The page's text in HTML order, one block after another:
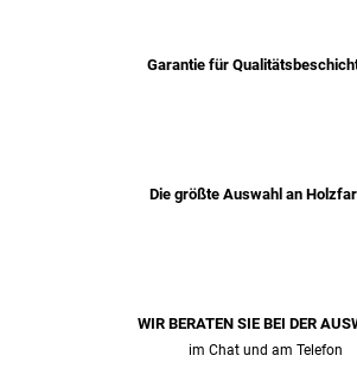
Garantie für
Die größte Auswahl an
WIR BERATEN SIE BEI ​​DER
im Chat und am Telefon